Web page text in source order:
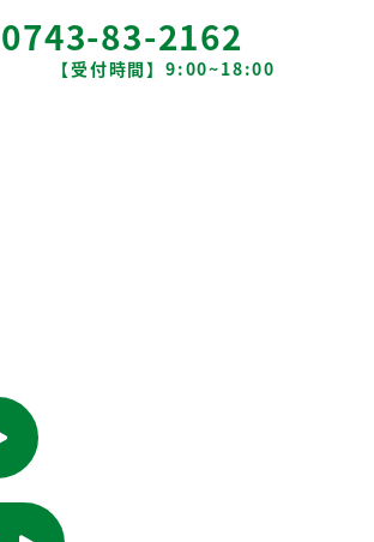
0743-83-2162
【受付時間】9:00~18:00